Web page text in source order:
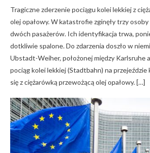
Tragiczne zderzenie pociągu kolei lekkiej z
olej opałowy. W katastrofie zginęły trzy
dwóch pasażerów. Ich identyfikacja trwa,
dotkliwie spalone. Do zdarzenia doszło w
Ubstadt-Weiher, położonej między Karlsruhe
pociąg kolei lekkiej (Stadtbahn) na przejeździe
się z ciężarówką przewożącą olej opałowy. […]